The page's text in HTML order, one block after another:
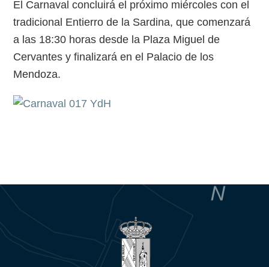
El Carnaval concluirá el próximo miércoles con el
tradicional Entierro de la Sardina, que comenzará
a las 18:30 horas desde la Plaza Miguel de
Cervantes y finalizará en el Palacio de los
Mendoza.